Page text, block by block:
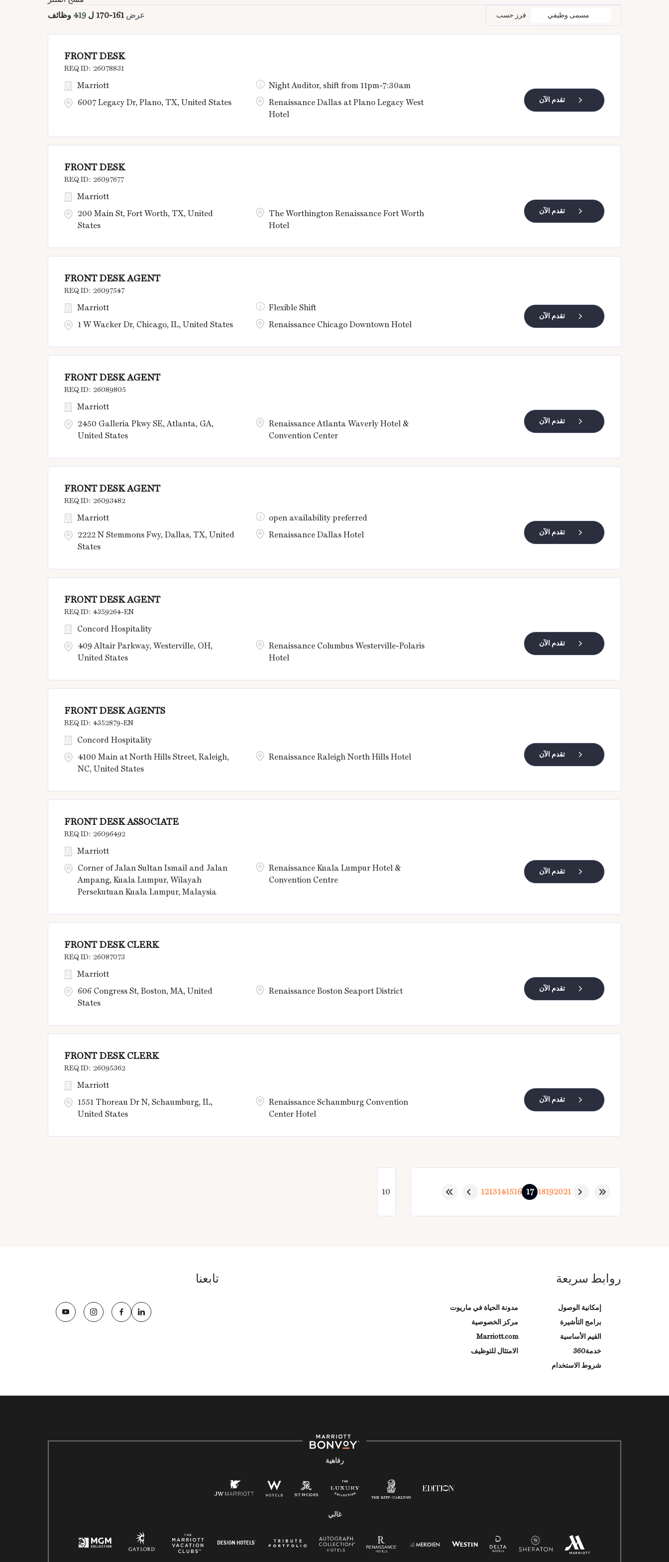
عرض 161
-
170 ل 419 وظائف فرز حسب مسمى وظيفي
FRONT DESK
26078831
6007 Legacy Dr, Plano, TX, United States
Marriott
Renaissance Dallas at Plano Legacy West
Hotel
Night Auditor, shift from 11pm-7:30am
تقدم الآن
FRONT DESK
26097677
200 Main St, Fort Worth, TX, United
States
Marriott
The Worthington Renaissance Fort Worth
Hotel
تقدم الآن
FRONT DESK AGENT
26097547
1 W Wacker Dr, Chicago, IL, United States
Marriott
Renaissance Chicago Downtown Hotel
Flexible Shift
تقدم الآن
FRONT DESK AGENT
26089805
2450 Galleria Pkwy SE, Atlanta, GA,
United States
Marriott
Renaissance Atlanta Waverly Hotel &
Convention Center
تقدم الآن
FRONT DESK AGENT
26093482
2222 N Stemmons Fwy, Dallas, TX, United
States
Marriott
Renaissance Dallas Hotel
open availability preferred
تقدم الآن
FRONT DESK AGENT
4359264-EN
409 Altair Parkway, Westerville, OH,
United States
Concord Hospitality
Renaissance Columbus Westerville-Polaris
Hotel
تقدم الآن
FRONT DESK AGENTS
4352879-EN
4100 Main at North Hills Street, Raleigh,
NC, United States
Concord Hospitality
Renaissance Raleigh North Hills Hotel
تقدم الآن
FRONT DESK ASSOCIATE
26096492
Corner of Jalan Sultan Ismail and Jalan
Ampang, Kuala Lumpur, Wilayah
Persekutuan Kuala Lumpur, Malaysia
Marriott
Renaissance Kuala Lumpur Hotel &
Convention Centre
تقدم الآن
FRONT DESK CLERK
26087073
606 Congress St, Boston, MA, United
States
Marriott
Renaissance Boston Seaport District
تقدم الآن
FRONT DESK CLERK
26095362
1551 Thoreau Dr N, Schaumburg, IL,
United States
Marriott
Renaissance Schaumburg Convention
Center Hotel
تقدم الآن
1213141516 17 18192021
روابط سريعة
إمكانية الوصول
برامج التأشيرة
القيم الأساسية
خدمة360
شروط الاستخدام
مدونة الحياة في ماريوت
مركز الخصوصية
Marriott.com
الامتثال للتوظيف
تابعنا
رفاهية
غالي